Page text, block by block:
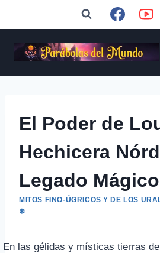
El Poder de
Hechicera
Legado
MITOS FINO-ÚGRICOS Y DE LOS
❄️
En las gélidas y místicas tierras